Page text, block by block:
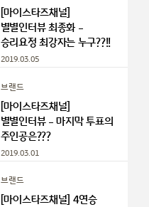
[마이스타즈채널]
별별인터뷰 최종화 –
승리요정 최강자는 누구??!!
2019.03.05
브랜드
[마이스타즈채널]
별별인터뷰 – 마지막 투표의
주인공은???
2019.03.01
브랜드
[마이스타즈채널] 4연승